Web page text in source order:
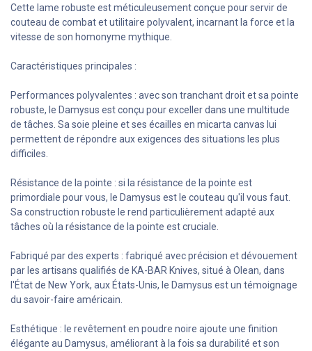
Cette lame robuste est méticuleusement conçue pour servir de
couteau de combat et utilitaire polyvalent, incarnant la force et la
vitesse de son homonyme mythique.
Caractéristiques principales :
Performances polyvalentes : avec son tranchant droit et sa pointe
robuste, le Damysus est conçu pour exceller dans une multitude
de tâches. Sa soie pleine et ses écailles en micarta canvas lui
permettent de répondre aux exigences des situations les plus
difficiles.
Résistance de la pointe : si la résistance de la pointe est
primordiale pour vous, le Damysus est le couteau qu'il vous faut.
Sa construction robuste le rend particulièrement adapté aux
tâches où la résistance de la pointe est cruciale.
Fabriqué par des experts : fabriqué avec précision et dévouement
par les artisans qualifiés de KA-BAR Knives, situé à Olean, dans
l'État de New York, aux États-Unis, le Damysus est un témoignage
du savoir-faire américain.
Esthétique : le revêtement en poudre noire ajoute une finition
élégante au Damysus, améliorant à la fois sa durabilité et son